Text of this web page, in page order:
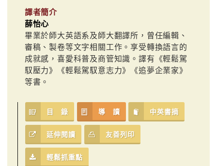
譯者簡介
薛怡心
畢業於師大英語系及師大翻譯所，曾任編輯、
審稿、製卷等文字相關工作。享受轉換語言的
成就感，喜愛科普及商管知識。譯有《輕鬆駕
馭壓力》《輕鬆駕馭意志力》《追夢企業家》
等書。
目 錄 導 讀 中英書摘
延伸閱讀 友善列印
輕鬆抓重點